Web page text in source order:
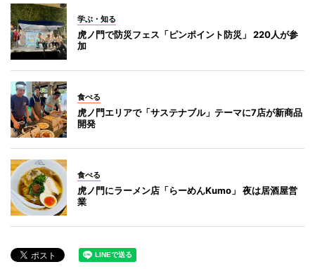
学ぶ・知る
虎ノ門で防災フェス「ピンポイント防災」 220人が参
加
食べる
虎ノ門エリアで「サステナブル」テーマに7店が新商品
開発
食べる
虎ノ門にラーメン店「らーめんKumo」 夜は居酒屋営
業